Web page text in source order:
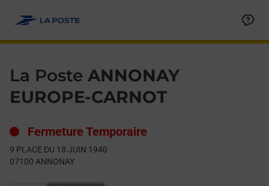
La Poste ANNONAY
EUROPE-CARNOT
Fermeture Temporaire
9 PLACE DU 18 JUIN 1940
07100 ANNONAY